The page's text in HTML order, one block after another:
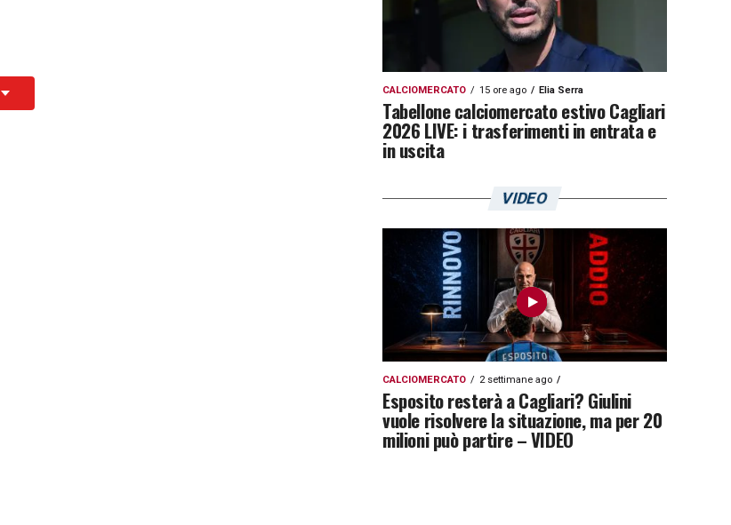
CALCIOMERCATO 15 ore ago Elia Serra
Tabellone calciomercato estivo Cagliari
2026 LIVE: i trasferimenti in entrata e
in uscita
VIDEO
CALCIOMERCATO 2 settimane ago
Esposito resterà a Cagliari? Giulini
vuole risolvere la situazione, ma per 20
milioni può partire – VIDEO